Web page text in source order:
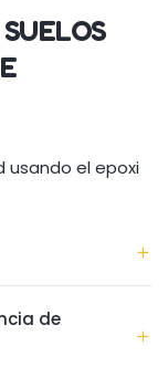
usando el epoxi
de